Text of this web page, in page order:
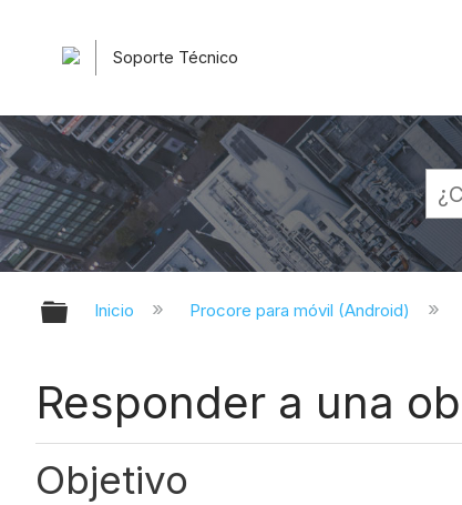
Soporte Técnico
Expandir/contraer jerarquía
Inicio Procore para móvil (Android)
Responder a una
Objetivo